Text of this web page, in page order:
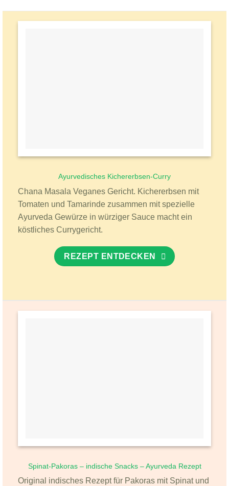
Ayurvedisches Kichererbsen-Curry
Chana Masala Veganes Gericht. Kichererbsen mit
Tomaten und Tamarinde zusammen mit spezielle
Ayurveda Gewürze in würziger Sauce macht ein
köstliches Currygericht.
REZEPT ENTDECKEN
Spinat-Pakoras – indische Snacks – Ayurveda Rezept
Original indisches Rezept für Pakoras mit Spinat und